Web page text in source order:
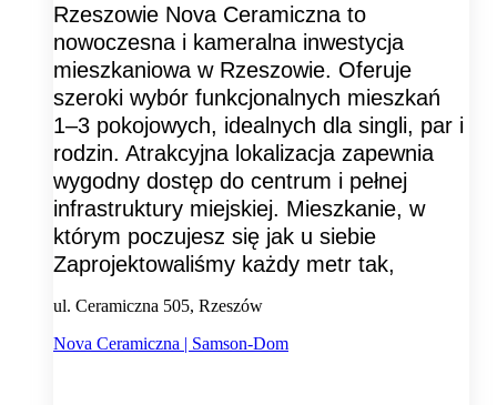
Rzeszowie Nova Ceramiczna to
nowoczesna i kameralna inwestycja
mieszkaniowa w Rzeszowie. Oferuje
szeroki wybór funkcjonalnych mieszkań
1–3 pokojowych, idealnych dla singli, par i
rodzin. Atrakcyjna lokalizacja zapewnia
wygodny dostęp do centrum i pełnej
infrastruktury miejskiej. Mieszkanie, w
którym poczujesz się jak u siebie
Zaprojektowaliśmy każdy metr tak,
ul. Ceramiczna 505, Rzeszów
Nova Ceramiczna | Samson-Dom